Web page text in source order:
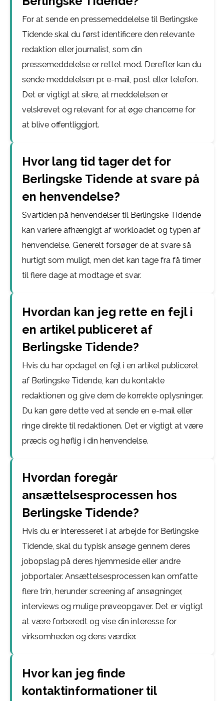
For at sende en pressemeddelelse til Berlingske
Tidende skal du først identificere den relevante
redaktion eller journalist, som din
pressemeddelelse er rettet mod. Derefter kan du
sende meddelelsen pr. e-mail, post eller telefon.
Det er vigtigt at sikre, at meddelelsen er
velskrevet og relevant for at øge chancerne for
at blive offentliggjort.
Hvor lang tid tager det for
Berlingske Tidende at svare på
en henvendelse?
Svartiden på henvendelser til Berlingske Tidende
kan variere afhængigt af workloadet og typen af
henvendelse. Generelt forsøger de at svare så
hurtigt som muligt, men det kan tage fra få timer
til flere dage at modtage et svar.
Hvordan kan jeg rette en fejl i
en artikel publiceret af
Berlingske Tidende?
Hvis du har opdaget en fejl i en artikel publiceret
af Berlingske Tidende, kan du kontakte
redaktionen og give dem de korrekte oplysninger.
Du kan gøre dette ved at sende en e-mail eller
ringe direkte til redaktionen. Det er vigtigt at være
præcis og høflig i din henvendelse.
Hvordan foregår
ansættelsesprocessen hos
Berlingske Tidende?
Hvis du er interesseret i at arbejde for Berlingske
Tidende, skal du typisk ansøge gennem deres
jobopslag på deres hjemmeside eller andre
jobportaler. Ansættelsesprocessen kan omfatte
flere trin, herunder screening af ansøgninger,
interviews og mulige prøveopgaver. Det er vigtigt
at være forberedt og vise din interesse for
virksomheden og dens værdier.
Hvor kan jeg finde
kontaktinformationer til